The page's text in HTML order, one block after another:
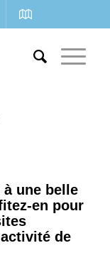
à une belle
en pour
de